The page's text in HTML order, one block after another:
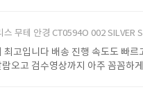
안경 CT0594O 002 SILVER SILVER
고입니다 배송 진행 속도도 빠르
오고 검수영상까지 아주 꼼꼼하